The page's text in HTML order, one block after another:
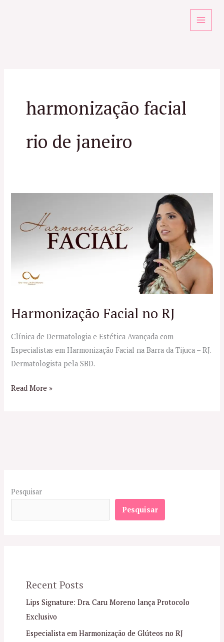
harmonização facial
rio de janeiro
Harmonização Facial no RJ
Clínica de Dermatologia e Estética Avançada com
Especialistas em Harmonização Facial na Barra da Tijuca – RJ.
Dermatologista pela SBD.
Read More »
Pesquisar
Pesquisar
Recent Posts
Lips Signature: Dra. Caru Moreno lança Protocolo
Exclusivo
Especialista em Harmonização de Glúteos no RJ